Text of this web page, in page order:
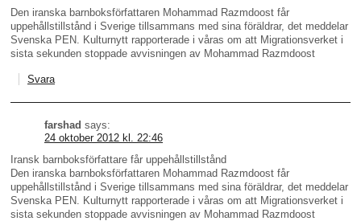
Den iranska barnboksförfattaren Mohammad Razmdoost får
uppehållstillstånd i Sverige tillsammans med sina föräldrar, det meddelar
Svenska PEN. Kulturnytt rapporterade i våras om att Migrationsverket i
sista sekunden stoppade avvisningen av Mohammad Razmdoost
Svara
farshad says:
24 oktober 2012 kl. 22:46
Iransk barnboksförfattare får uppehållstillstånd
Den iranska barnboksförfattaren Mohammad Razmdoost får
uppehållstillstånd i Sverige tillsammans med sina föräldrar, det meddelar
Svenska PEN. Kulturnytt rapporterade i våras om att Migrationsverket i
sista sekunden stoppade avvisningen av Mohammad Razmdoost